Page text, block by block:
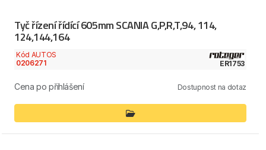
Tyč řízení řídící 605mm SCANIA G,P,R,T,94, 114,
124,144,164
Kód AUTOS
0206271
ER1753
Cena po přihlášení Dostupnost na dotaz